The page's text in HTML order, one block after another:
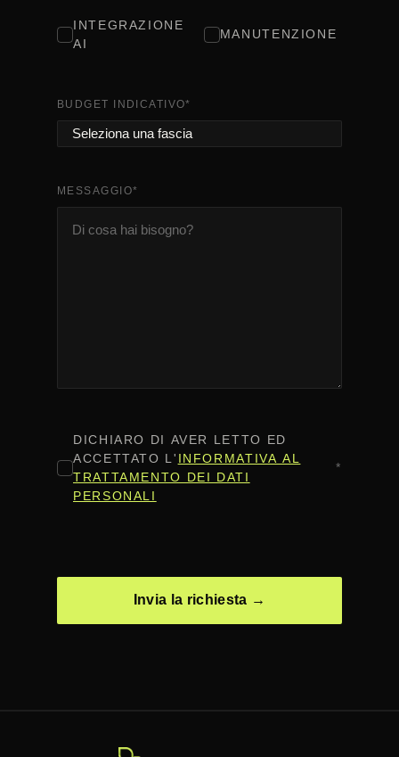
INTEGRAZIONE
AI
MANUTENZIONE
BUDGET INDICATIVO*
MESSAGGIO*
CONSENSO*
DICHIARO DI AVER LETTO ED
ACCETTATO L' INFORMATIVA AL
TRATTAMENTO DEI DATI
PERSONALI
*